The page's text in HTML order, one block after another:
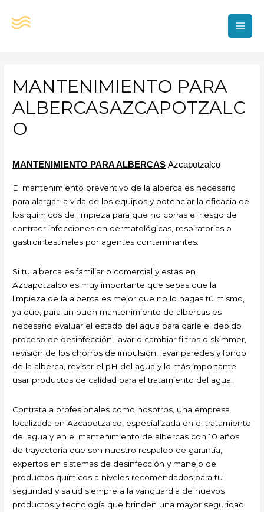
MANTENIMIENTO PARA
ALBERCASAZCAPOTZALC
O
MANTENIMIENTO PARA ALBERCAS Azcapotzalco
El mantenimiento preventivo de la alberca es necesario
para alargar la vida de los equipos y potenciar la eficacia de
los químicos de limpieza para que no corras el riesgo de
contraer infecciones en dermatológicas, respiratorias o
gastrointestinales por agentes contaminantes.
Si tu alberca es familiar o comercial y estas en
Azcapotzalco es muy importante que sepas que la
limpieza de la alberca es mejor que no lo hagas tú mismo,
ya que, para un buen mantenimiento de albercas es
necesario evaluar el estado del agua para darle el debido
proceso de desinfección, lavar o cambiar filtros o skimmer,
revisión de los chorros de impulsión, lavar paredes y fondo
de la alberca, revisar el pH del agua y lo más importante
usar productos de calidad para el tratamiento del agua.
Contrata a profesionales como nosotros, una empresa
localizada en Azcapotzalco, especializada en el tratamiento
del agua y en el mantenimiento de albercas con 10 años
de trayectoria que son nuestro respaldo de garantía,
expertos en sistemas de desinfección y manejo de
productos químicos a niveles recomendados para tu
seguridad y salud siempre a la vanguardia de nuevos
productos y tecnología que brinden una mayor seguridad